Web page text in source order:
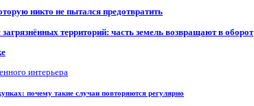
никто не пытался предотвратить
территорий: часть земель возвращают в оборот
интерьера
почему такие случаи повторяются регулярно